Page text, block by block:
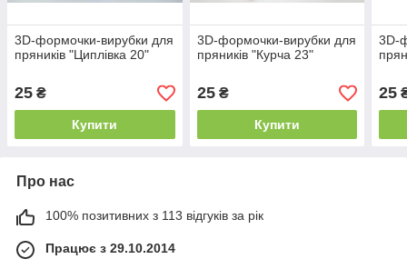
3D-формочки-вирубки для
пряників "Циплівка 20"
25 ₴
Купити
3D-формочки-вирубки для
пряників "Курча 23"
25₴
Купити
3D-
25
Про нас
100% позитивних з 113 відгуків за рік
Працює з 29.10.2014